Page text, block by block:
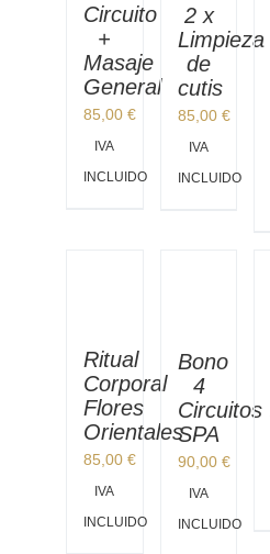
Circuito
+
Masaje
General
85,00 €
IVA
INCLUIDO
2 x
Limpieza
de
cutis
85,00 €
IVA
INCLUIDO
Ritual
Corporal
Flores
Orientales
85,00 €
IVA
INCLUIDO
Bono
4
Circuitos
SPA
90,00 €
IVA
INCLUIDO